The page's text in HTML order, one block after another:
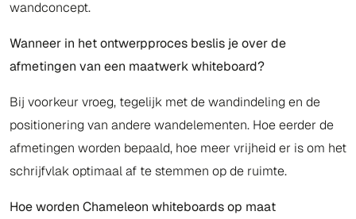
wandconcept.
Wanneer in het ontwerpproces beslis je over de
afmetingen van een maatwerk whiteboard?
Bij voorkeur vroeg, tegelijk met de wandindeling en de
positionering van andere wandelementen. Hoe eerder de
afmetingen worden bepaald, hoe meer vrijheid er is om het
schrijfvlak optimaal af te stemmen op de ruimte.
Hoe worden Chameleon whiteboards op maat